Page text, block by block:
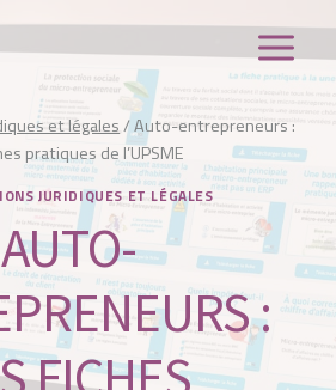
et légales/Auto-entrepreneurs :
pratiques de l’UPSME
JURIDIQUES ET LÉGALES
AUTO-
: